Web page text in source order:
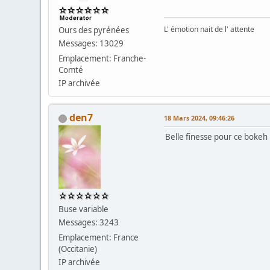
Ours des pyrénées
Messages: 13029
Emplacement: Franche-
Comté
IP archivée
L' émotion nait de l' attente
den7
Buse variable
Messages: 3243
Emplacement: France
(Occitanie)
IP archivée
18 Mars 2024, 09:46:26
Belle finesse pour ce